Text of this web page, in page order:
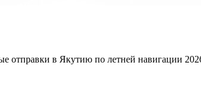
в Якутию по летней навигации